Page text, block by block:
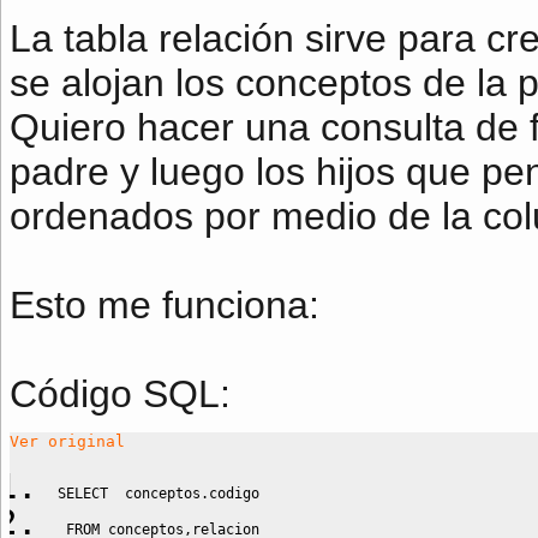
La tabla relación sirve para
se alojan los conceptos de la
Quiero hacer una consulta
padre y luego los hijos que
ordenados por medio de la
Esto me funciona:
Código SQL:
Ver original
SELECT conceptos . codigo
FROM conceptos , relacion